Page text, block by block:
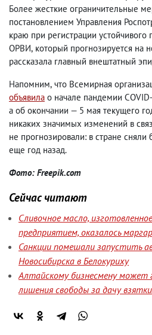
Более жесткие ограничительные
постановлением Управления
краю при регистрации
ОРВИ, который прогнозируется на
рассказала главный внештатный
Напомним, что Всемирная
объявила о начале пандемии
а об окончании — 5 мая текущего
никаких значимых изменений в
не прогнозировали: в стране
еще год назад.
Фото: Freepik.com
Сейчас читают
Сливочное масло,
предприятием, оказалось
Санкции помешали запустить
Новосибирска в Белокуриху
Алтайскому бизнесмену может
лишения свободы за дачу взятки